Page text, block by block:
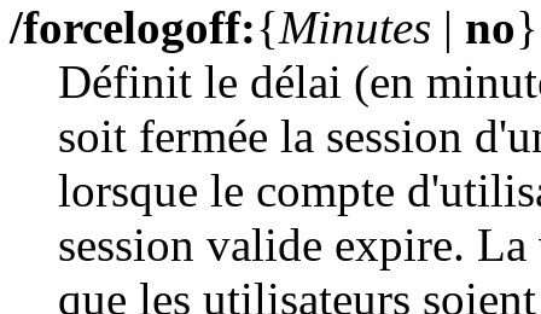
/forcelogoff:{Minutes | no}
Définit le délai (en
soit fermée la session
lorsque le compte
session valide expire.
que les utilisateurs